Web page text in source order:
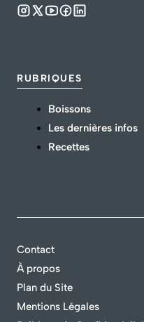
RUBRIQUES
Boissons
Les dernières infos
Recettes
Contact
À propos
Plan du Site
Mentions Légales